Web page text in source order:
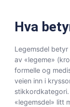
Hva
Legemsdel
av «legeme»
formelle og
veien inn i
«legemsdel» litt